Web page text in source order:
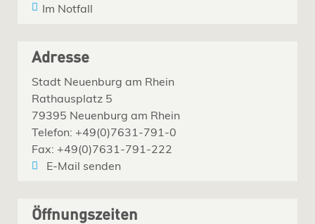
Im Notfall
Adresse
Stadt Neuenburg am Rhein
Rathausplatz 5
79395 Neuenburg am Rhein
Telefon: +49(0)7631-791-0
Fax: +49(0)7631-791-222
E-Mail senden
Öffnungszeiten